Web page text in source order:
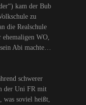
kam der Bub
zu
die Realschule
WO,
Abi machte…
schwerer
der Uni FR mit
was soviel heißt,